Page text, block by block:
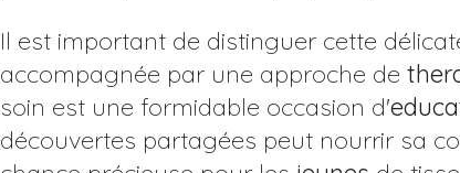
Il est important de distinguer cette
accompagnée par une approche de
soin est une formidable occasion d'
découvertes partagées peut nourrir sa